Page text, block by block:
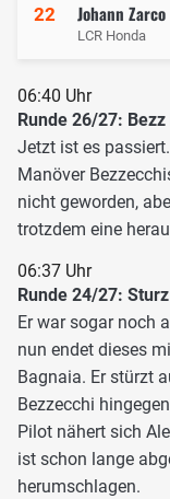
22 Johann Zarco
LCR Honda
06:40 Uhr
Runde 26/27:
Jetzt ist es
Manöver
nicht geworden,
trotzdem eine
06:37 Uhr
Runde 24/27:
Er war sogar noch
nun endet dieses
Bagnaia. Er stürzt
Bezzecchi
Pilot nähert sich
ist schon lange
herumschlagen.